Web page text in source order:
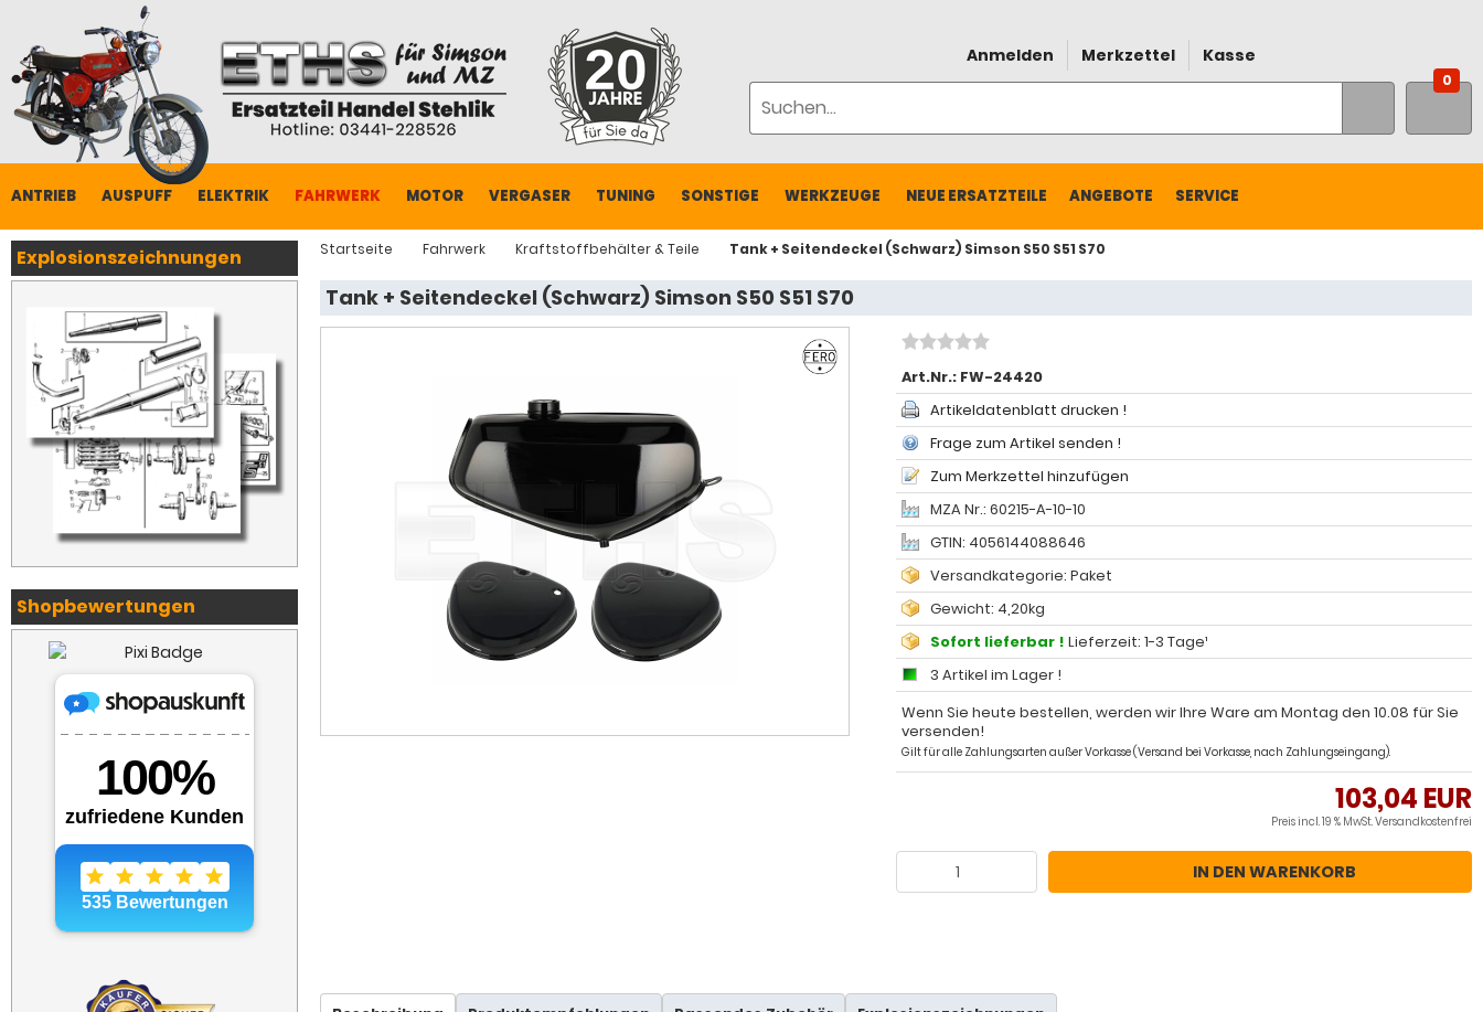
Anmelden Merkzettel Kasse
0
ANTRIEB AUSPUFF ELEKTRIK FAHRWERK MOTOR VERGASER TUNING SONSTIGE WERKZEUGE NEUE ERSATZTEILE ANGEBOTE SERVICE
Startseite Fahrwerk Kraftstoffbehälter & Teile Tank + Seitendeckel (Schwarz) Simson S50 S51 S70
Tank + Seitendeckel (Schwarz) Simson S50 S51 S70
Art.Nr.: FW-24420
Artikeldatenblatt drucken !
Frage zum Artikel senden !
Zum Merkzettel hinzufügen
MZA Nr.: 60215-A-10-10
GTIN: 4056144088646
Versandkategorie: Paket
Gewicht: 4,20kg
Sofort lieferbar ! Lieferzeit: 1-3 Tage¹
3 Artikel im Lager !
Wenn Sie heute bestellen, werden wir Ihre Ware am Montag den 10.08 für Sie
versenden!
Gilt für alle Zahlungsarten außer Vorkasse (Versand bei Vorkasse, nach Zahlungseingang).
103,04 EUR
Preis incl. 19 % MwSt.Versandkostenfrei
IN DEN WARENKORB
Explosionszeichnungen
Shopbewertungen